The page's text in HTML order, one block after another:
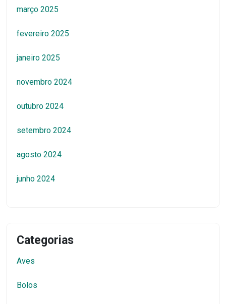
março 2025
fevereiro 2025
janeiro 2025
novembro 2024
outubro 2024
setembro 2024
agosto 2024
junho 2024
Categorias
Aves
Bolos